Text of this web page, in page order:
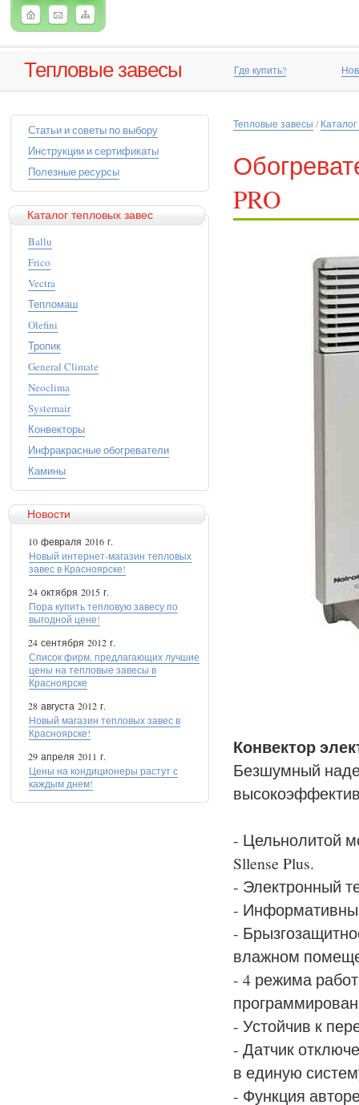
Тепловые завесы Где купить?
Статьи и советы по выбору
Инструкции и сертификаты
Полезные ресурсы
Каталог тепловых завес
Ballu
Frico
Vectra
Тепломаш
Olefini
Тропик
General Climate
Neoclima
Systemair
Конвекторы
Инфракрасные обогреватели
Камины
Новости
10 февраля 2016 г.
Новый интернет-магазин тепловых
завес в Красноярске!
24 октября 2015 г.
Пора купить тепловую завесу по
выгодной цене!
24 сентября 2012 г.
Список фирм, предлагающих лучшие
цены на тепловые завесы в
Красноярске
28 августа 2012 г.
Новый магазин тепловых завес в
Красноярске!
29 апреля 2011 г.
Цены на кондиционеры растут с
каждым днем!
Тепловые завесы /
PRO
Конвектор
Безшумный
- Цельнолитой
Sllense Plus.
- Электронный
-
-
влажном
- 4 режима
- Устойчив к
- Датчик
в единую
- Функция